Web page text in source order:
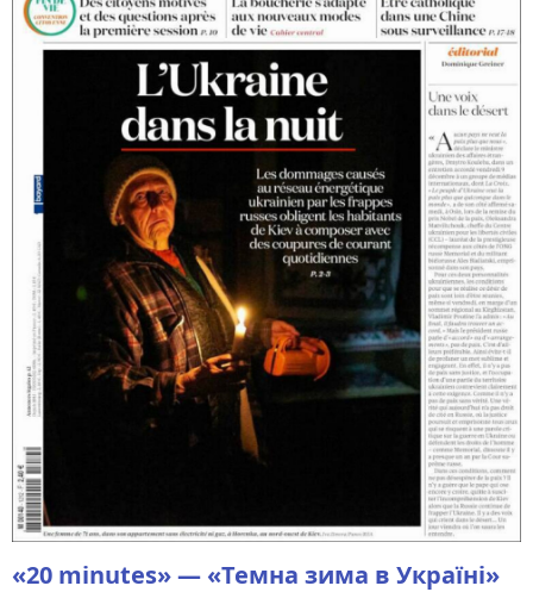
«20 minutes» — «Темна зима в Україні»